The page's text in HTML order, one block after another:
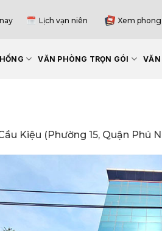
Lịch vạn niên Xem
VĂN PHÒNG TRỌN GÓI VĂN
Kiệu (Phường 15, Quận Phú